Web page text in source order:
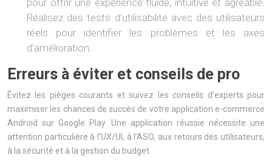
pour offrir une expérience fluide, intuitive et agréable.
Réalisez des tests d’utilisabilité avec des utilisateurs
réels pour identifier les problèmes et les axes
d’amélioration.
Erreurs à éviter et conseils de pro
Évitez les pièges courants et suivez les conseils d’experts pour
maximiser les chances de succès de votre application e-commerce
Android sur Google Play. Une application réussie nécessite une
attention particulière à l’UX/UI, à l’ASO, aux retours des utilisateurs,
à la sécurité et à la gestion du budget.